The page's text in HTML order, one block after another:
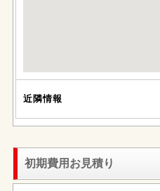
近隣情報
初期費用お見積り